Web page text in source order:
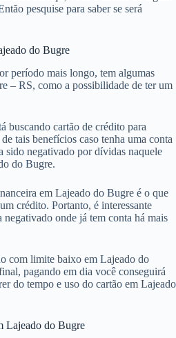
pesquise para saber se será
do Bugre
período mais longo, tem algumas
– RS, como a possibilidade de ter um
buscando cartão de crédito para
tais benefícios caso tenha uma conta
sido negativado por dívidas naquele
do Bugre.
em Lajeado do Bugre é o que
crédito. Portanto, é interessante
negativado onde já tem conta há mais
com limite baixo em Lajeado do
pagando em dia você conseguirá
do tempo e uso do cartão em Lajeado
Lajeado do Bugre